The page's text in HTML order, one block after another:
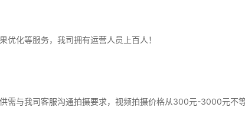
化等服务，我司拥有运营人员上百人！
需与我司客服沟通拍摄要求，视频拍摄价格从300元-3000元不